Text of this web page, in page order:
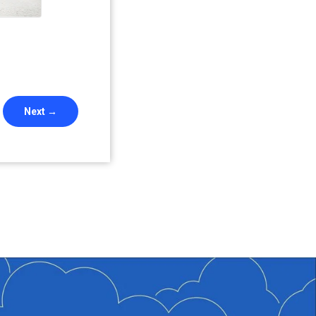
Next →